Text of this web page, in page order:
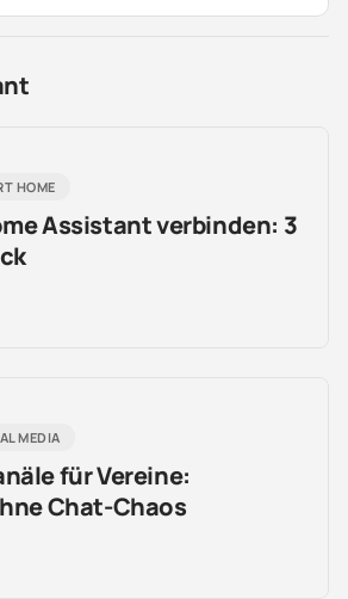
HOME
Assistant verbinden: 3
MEDIA
für Vereine:
Chat-Chaos